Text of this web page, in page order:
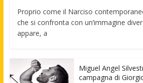
Proprio come il Narciso
che si confronta con un’immagine
appare, a
Miguel Angel
campagna di